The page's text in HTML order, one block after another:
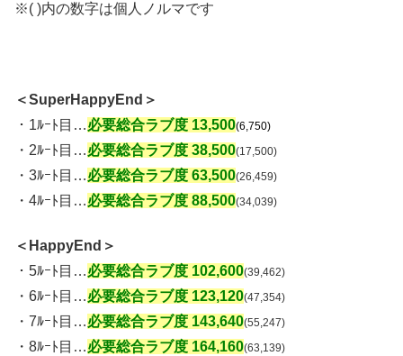
※( )内の数字は個人ノルマです
＜SuperHappyEnd＞
・1ﾙｰﾄ目…必要総合ラブ度 13,500(6,750)
・2ﾙｰﾄ目…必要総合ラブ度 38,500(17,500)
・3ﾙｰﾄ目…必要総合ラブ度 63,500(26,459)
・4ﾙｰﾄ目…必要総合ラブ度 88,500(34,039)
＜HappyEnd＞
・5ﾙｰﾄ目…必要総合ラブ度 102,600(39,462)
・6ﾙｰﾄ目…必要総合ラブ度 123,120(47,354)
・7ﾙｰﾄ目…必要総合ラブ度 143,640(55,247)
・8ﾙｰﾄ目…必要総合ラブ度 164,160(63,139)